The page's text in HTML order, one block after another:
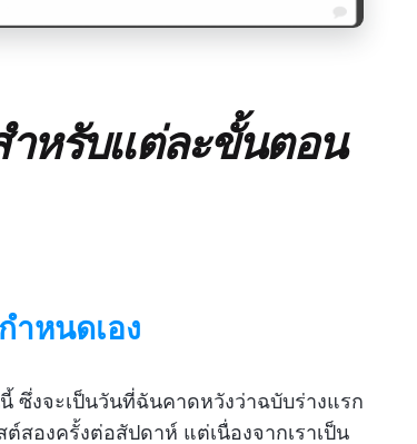
ำหรับแต่ละขั้นตอน
ำหนดเอง
ซึ่งจะเป็นวันที่ฉันคาดหวังว่าฉบับร่างแรก
สองครั้งต่อสัปดาห์ แต่เนื่องจากเราเป็น